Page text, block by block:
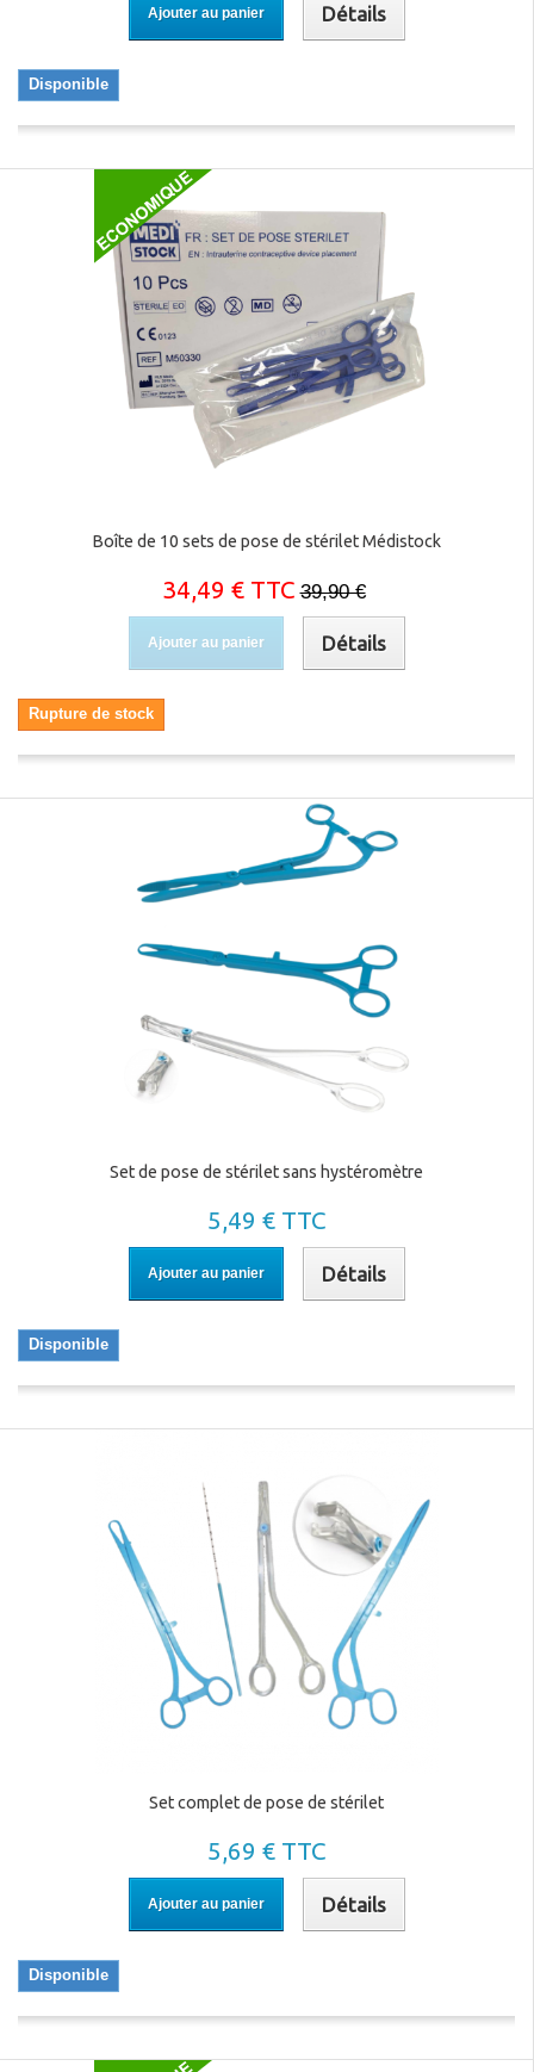
Ajouter au panier Détails
Disponible
Boîte de 10 sets de pose de stérilet Médistock
34,49 € TTC 39,90 €
Ajouter au panier Détails
Rupture de stock
Set de pose de stérilet sans hystéromètre
5,49 € TTC
Ajouter au panier Détails
Disponible
Set complet de pose de stérilet
5,69 € TTC
Ajouter au panier Détails
Disponible